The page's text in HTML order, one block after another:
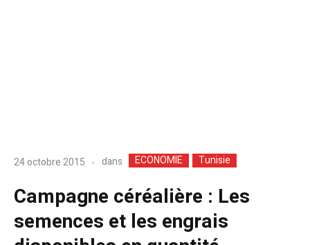
24 octobre 2015 dans ECONOMIE Tunisie
Campagne céréalière : Les
semences et les engrais